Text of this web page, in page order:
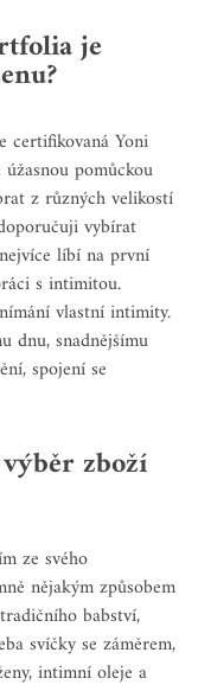
je
certifikovaná Yoni
pomůckou
z různých velikostí
vybírat
líbí na první
s intimitou.
vlastní intimity.
dnu, snadnějšímu
spojení se
zboží
ze svého
nějakým způsobem
babství,
svíčky se záměrem,
intimní oleje a